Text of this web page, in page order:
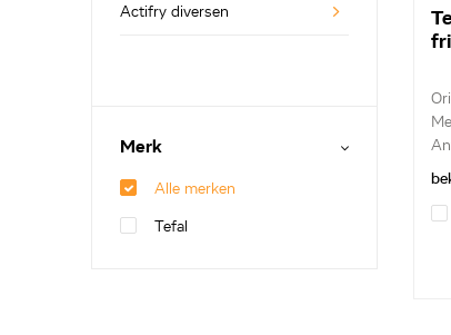
Actifry diversen
Merk
Alle merken
Tefal